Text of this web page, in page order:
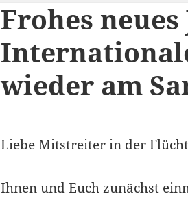
Frohes neues
wieder am
Liebe Mitstreiter in der
Ihnen und Euch zunächst